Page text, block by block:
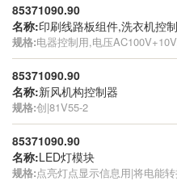
85371090.90
名称:印刷线路板组件,洗衣机控
规格:电器控制用,电压
85371090.90
名称:新风机构控制器
规格:创|81V55-2
85371090.90
名称:LED灯模块
规格:点亮灯点显示信息用|将电能